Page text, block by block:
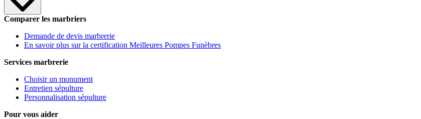
Comparer les marbriers
Demande de devis marbrerie
En savoir plus sur la certification Meilleures Pompes Funèbres
Services marbrerie
Choisir un monument
Entretien sépulture
Personnalisation sépulture
Pour vous aider